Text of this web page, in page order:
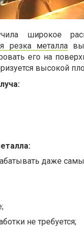
широкое
резка металла
его на
высокой
даже
не требуется;